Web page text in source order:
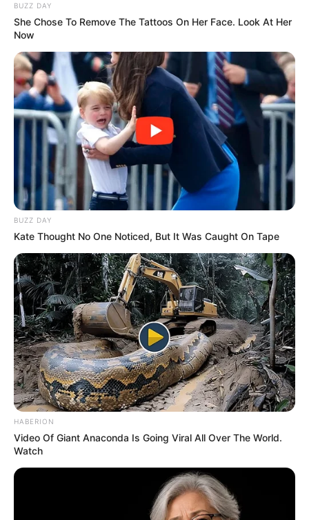
BUZZ DAY
She Chose To Remove The Tattoos On Her Face. Look At Her
Now
BUZZ DAY
Kate Thought No One Noticed, But It Was Caught On Tape
HABERION
Video Of Giant Anaconda Is Going Viral All Over The World.
Watch